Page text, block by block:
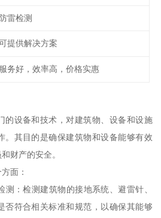
防雷检测
提供解决方案
服务好，效率高，价格实惠
的设备和技术，对建筑物、设备和设施
。其目的是确保建筑物和设备能够有效
财产的安全。
面：
测：检测建筑物的接地系统、避雷针、
否符合相关标准和规范，以确保其能够